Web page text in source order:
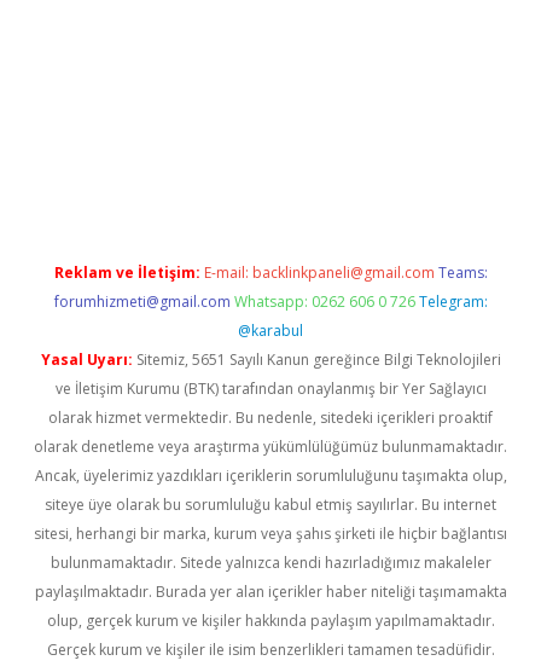
Reklam ve İletişim: E-mail: backlinkpaneli@gmail.com Teams:
forumhizmeti@gmail.com Whatsapp: 0262 606 0 726 Telegram:
@karabul
Yasal Uyarı: Sitemiz, 5651 Sayılı Kanun gereğince Bilgi Teknolojileri
ve İletişim Kurumu (BTK) tarafından onaylanmış bir Yer Sağlayıcı
olarak hizmet vermektedir. Bu nedenle, sitedeki içerikleri proaktif
olarak denetleme veya araştırma yükümlülüğümüz bulunmamaktadır.
Ancak, üyelerimiz yazdıkları içeriklerin sorumluluğunu taşımakta olup,
siteye üye olarak bu sorumluluğu kabul etmiş sayılırlar. Bu internet
sitesi, herhangi bir marka, kurum veya şahıs şirketi ile hiçbir bağlantısı
bulunmamaktadır. Sitede yalnızca kendi hazırladığımız makaleler
paylaşılmaktadır. Burada yer alan içerikler haber niteliği taşımamakta
olup, gerçek kurum ve kişiler hakkında paylaşım yapılmamaktadır.
Gerçek kurum ve kişiler ile isim benzerlikleri tamamen tesadüfidir.